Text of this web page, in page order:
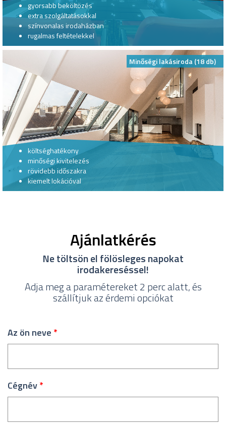
gyorsabb beköltözés
extra szolgáltatásokkal
színvonalas irodaházban
rugalmas feltételekkel
Minőségi lakásiroda (18 db)
költséghatékony
minőségi kivitelezés
rövidebb időszakra
kiemelt lokációval
Ajánlatkérés
Ne töltsön el fölösleges napokat
irodakereséssel!
Adja meg a paramétereket 2 perc alatt, és
szállítjuk az érdemi opciókat
Az ön neve *
Cégnév*